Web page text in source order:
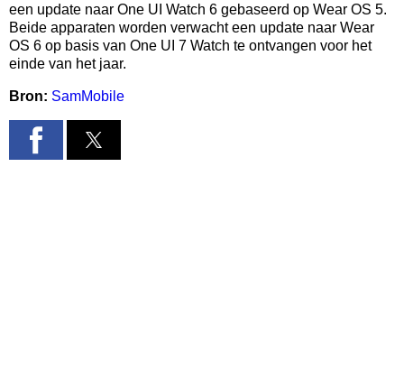
een update naar One UI Watch 6 gebaseerd op Wear OS 5.
Beide apparaten worden verwacht een update naar Wear
OS 6 op basis van One UI 7 Watch te ontvangen voor het
einde van het jaar.
Bron: SamMobile